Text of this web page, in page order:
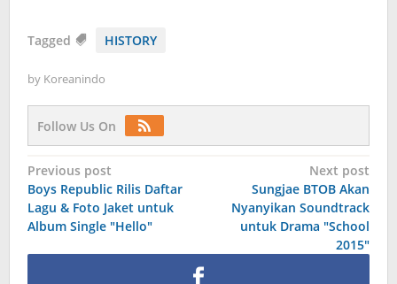
Tagged HISTORY
by Koreanindo
Follow Us On
Post
navigation
Previous post
Boys Republic Rilis Daftar
Lagu & Foto Jaket untuk
Album Single "Hello"
Next post
Sungjae BTOB Akan
Nyanyikan Soundtrack
untuk Drama "School
2015"